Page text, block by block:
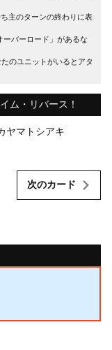
主のターンの終わりに表
ーバーロード」があるな
のユニットがいるとアタ
ム・リバース！
ヤマトシアキ
次のカード